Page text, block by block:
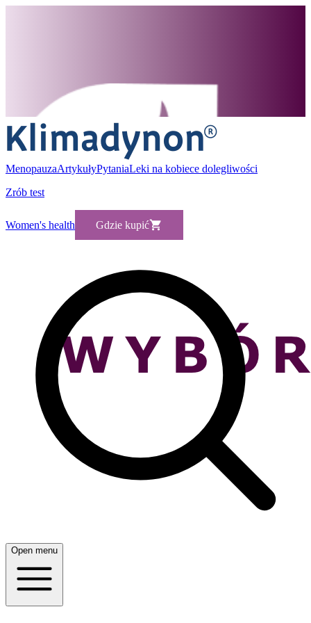
MenopauzaArtykułyPytaniaLeki na kobiece dolegliwości
Zrób test
Women's health Gdzie kupić
Open menu